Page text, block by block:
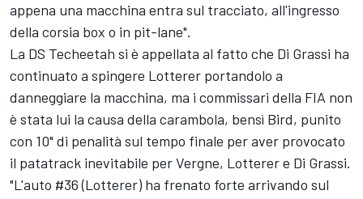
appena una macchina entra sul tracciato, all'ingresso
della corsia box o in pit-lane".
La DS Techeetah si è appellata al fatto che Di Grassi ha
continuato a spingere Lotterer portandolo a
danneggiare la macchina, ma i commissari della FIA non
è stata lui la causa della carambola, bensì Bird, punito
con 10" di penalità sul tempo finale per aver provocato
il patatrack inevitabile per Vergne, Lotterer e Di Grassi.
"L'auto #36 (Lotterer) ha frenato forte arrivando sul